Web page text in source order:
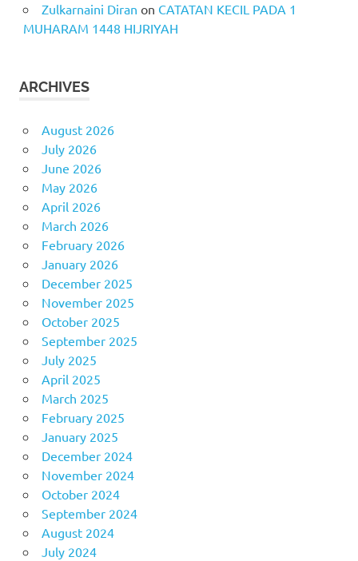
Zulkarnaini Diran on CATATAN KECIL PADA 1
MUHARAM 1448 HIJRIYAH
ARCHIVES
August 2026
July 2026
June 2026
May 2026
April 2026
March 2026
February 2026
January 2026
December 2025
November 2025
October 2025
September 2025
July 2025
April 2025
March 2025
February 2025
January 2025
December 2024
November 2024
October 2024
September 2024
August 2024
July 2024